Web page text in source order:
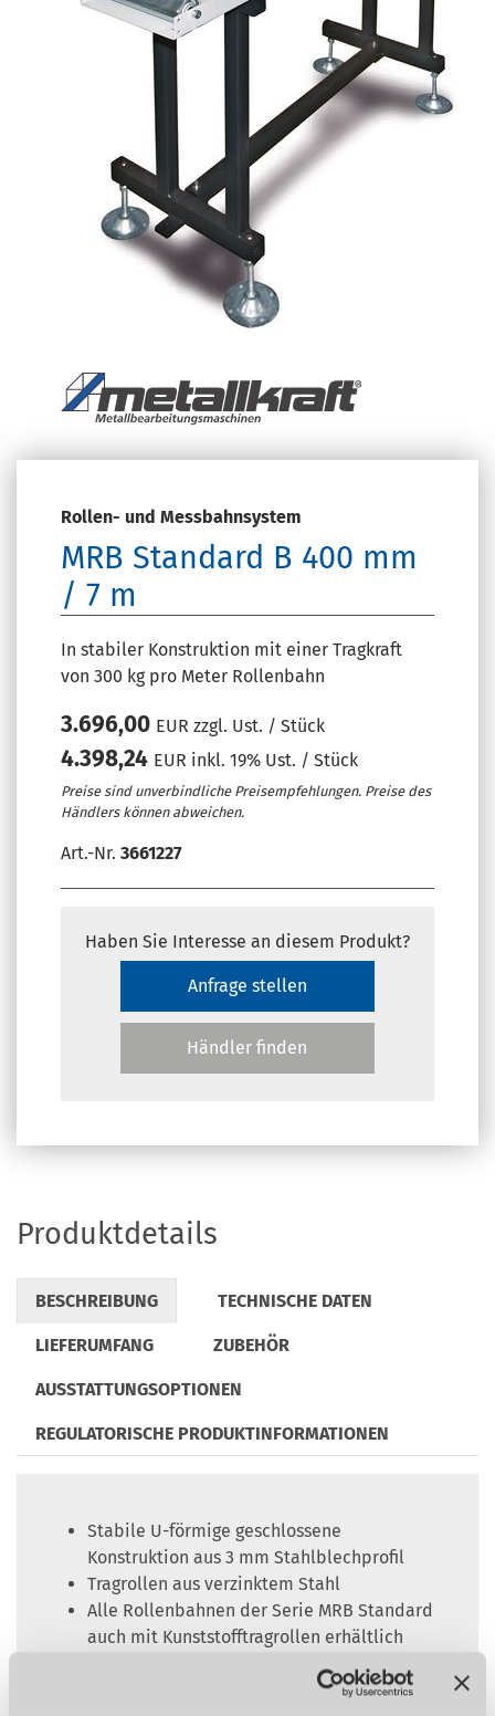
Rollen- und Messbahnsystem
MRB Standard B 400 mm
/ 7 m
In stabiler Konstruktion mit einer Tragkraft
von 300 kg pro Meter Rollenbahn
3.696,00 EUR zzgl. Ust. / Stück
4.398,24 EUR inkl. 19% Ust. / Stück
Preise sind unverbindliche Preisempfehlungen. Preise des
Händlers können abweichen.
Art.-Nr. 3661227
Haben Sie Interesse an diesem Produkt?
Anfrage stellen
Händler finden
Produktdetails
BESCHREIBUNG TECHNISCHE DATEN
LIEFERUMFANG ZUBEHÖR
AUSSTATTUNGSOPTIONEN
REGULATORISCHE PRODUKTINFORMATIONEN
Stabile U-förmige geschlossene
Konstruktion aus 3 mm Stahlblechprofil
Tragrollen aus verzinktem Stahl
Alle Rollenbahnen der Serie MRB Standard
auch mit Kunststofftragrollen erhältlich
Die maximale Messlänge ist die Bahnlänge